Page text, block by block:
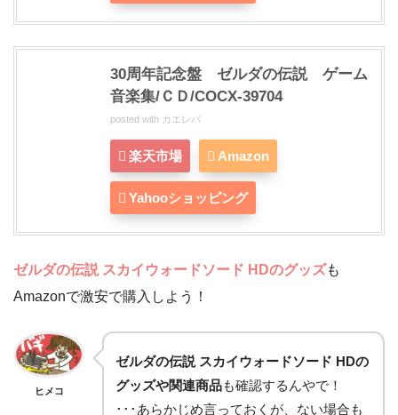
30周年記念盤 ゼルダの伝説 ゲーム
音楽集/ＣＤ/COCX-39704
posted with カエレバ
楽天市場 Amazon
Yahooショッピング
ゼルダの伝説 スカイウォードソード HDのグッズも
Amazonで激安で購入しよう！
ヒメコ
ゼルダの伝説 スカイウォードソード HDの
グッズや関連商品も確認するんやで！
･･･あらかじめ言っておくが、ない場合も